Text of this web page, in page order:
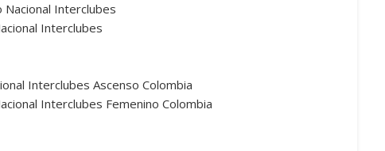
Nacional Interclubes
Interclubes
Interclubes Ascenso Colombia
Interclubes Femenino Colombia